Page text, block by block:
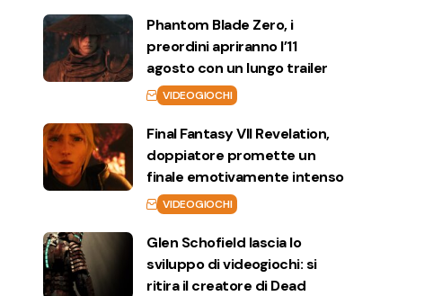
Phantom Blade Zero, i
preordini apriranno l’11
agosto con un lungo trailer
VIDEOGIOCHI
Final Fantasy VII Revelation,
doppiatore promette un
finale emotivamente intenso
VIDEOGIOCHI
Glen Schofield lascia lo
sviluppo di videogiochi: si
ritira il creatore di Dead